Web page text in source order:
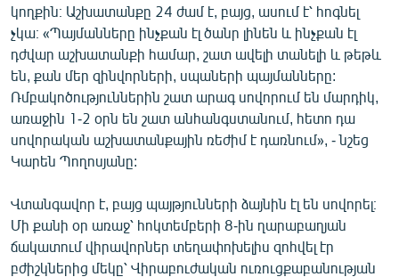
կողքին։ Աշխատանքը 24 ժամ է, բայց, ասում է՝ հոգնել
չկա։ «Պայմանները ինչքան էլ ծանր լինեն և ինչքան էլ
դժվար աշխատանքի համար, շատ ավելի տանելի և թեթև
են, քան մեր զինվորների, սպաների պայմանները:
Ռմբակոծություններին շատ արագ սովորում են մարդիկ,
առաջին 1-2 օրն են շատ անհանգստանում, հետո դա
սովորական աշխատանքային ռեժիմ է դառնում», - նշեց
Կարեն Պողոսյանը:
Վտանգավոր է, բայց պայթյունների ձայնին էլ են սովորել։
Մի քանի օր առաջ՝ հոկտեմբերի 8-ին ղարաբաղյան
ճակատում վիրավորներ տեղափոխելիս զոհվել էր
բժիշկներից մեկը՝ Վիրաբուժական ուռուցքաբանության